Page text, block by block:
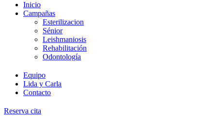
Inicio
Campañas
Esterilizacion
Sénior
Leishmaniosis
Rehabilitación
Odontología
Equipo
Lida y Carla
Contacto
Reserva cita